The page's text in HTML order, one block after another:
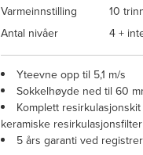
Varmeinnstilling
10
Antal nivåer
4 +
Yteevne opp til 5,1 m/s
Sokkelhøyde ned til 60
Komplett
keramiske
5 års garanti ved